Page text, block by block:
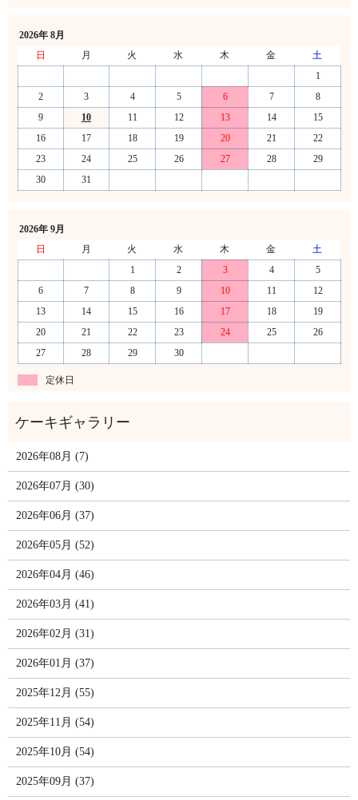
2026年 8月
日
月 火 水 木 金
土
1
2
3 4 5 6 7
8
9
10 11 12 13 14
15
16
17 18 19 20 21
22
23
24 25 26 27 28
29
30
31
2026年 9月
日
月 火 水 木 金
土
1
2 3 4
5
6
7 8 9 10 11
12
13
14 15 16 17 18
19
20
21 22 23 24 25
26
27
28 29 30
定休日
2026年08月 (7)
2026年07月 (30)
2026年06月 (37)
2026年05月 (52)
2026年04月 (46)
2026年03月 (41)
2026年02月 (31)
2026年01月 (37)
2025年12月 (55)
2025年11月 (54)
2025年10月 (54)
2025年09月 (37)